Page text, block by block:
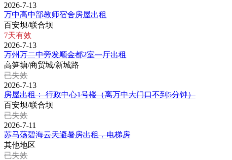
2026-7-13
万中高中部教师宿舍房屋出租
百安坝/联合坝
7天有效
2026-7-13
万州万二中旁发顺金都2室一厅出租
高笋塘/商贸城/新城路
已失效
2026-7-13
房屋出租： 行政中心1号楼（离万中大门口不到5分钟）
百安坝/联合坝
已失效
2026-7-11
苏马荡碧海云天避暑房出租，电梯房
其他地区
已失效